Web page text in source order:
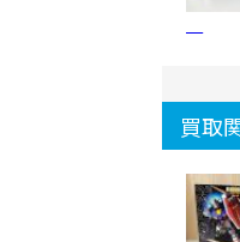
買取